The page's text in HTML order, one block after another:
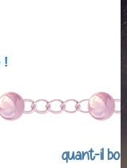
!
quant-il